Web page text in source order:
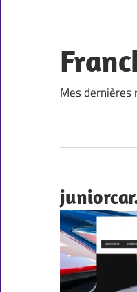
content
Mes dernières